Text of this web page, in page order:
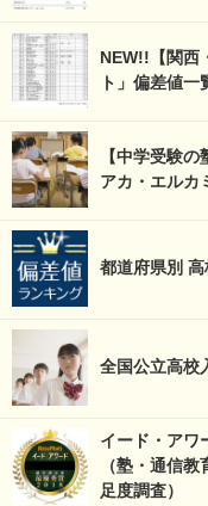
NEW!!【関西
ト」偏差値一
【中学受験
アカ・エルカ
都道府県別
全国公立高校
イード・アワ
（塾・通信
足度調査）